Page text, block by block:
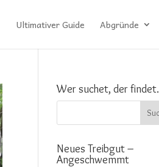
Ultimativer Guide Abgründe
Wer suchet, der findet.
Neues Treibgut –
Angeschwemmt